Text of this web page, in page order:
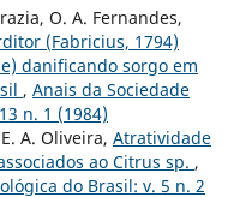
O. A. Fernandes,
(Fabricius, 1794)
danificando sorgo em
, Anais da Sociedade
n. 1 (1984)
A. Oliveira, Atratividade
ao Citrus sp. ,
do Brasil: v. 5 n. 2